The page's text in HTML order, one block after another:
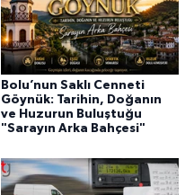
Bolu’nun Saklı Cenneti
Göynük: Tarihin, Doğanın
ve Huzurun Buluştuğu
"Sarayın Arka Bahçesi"